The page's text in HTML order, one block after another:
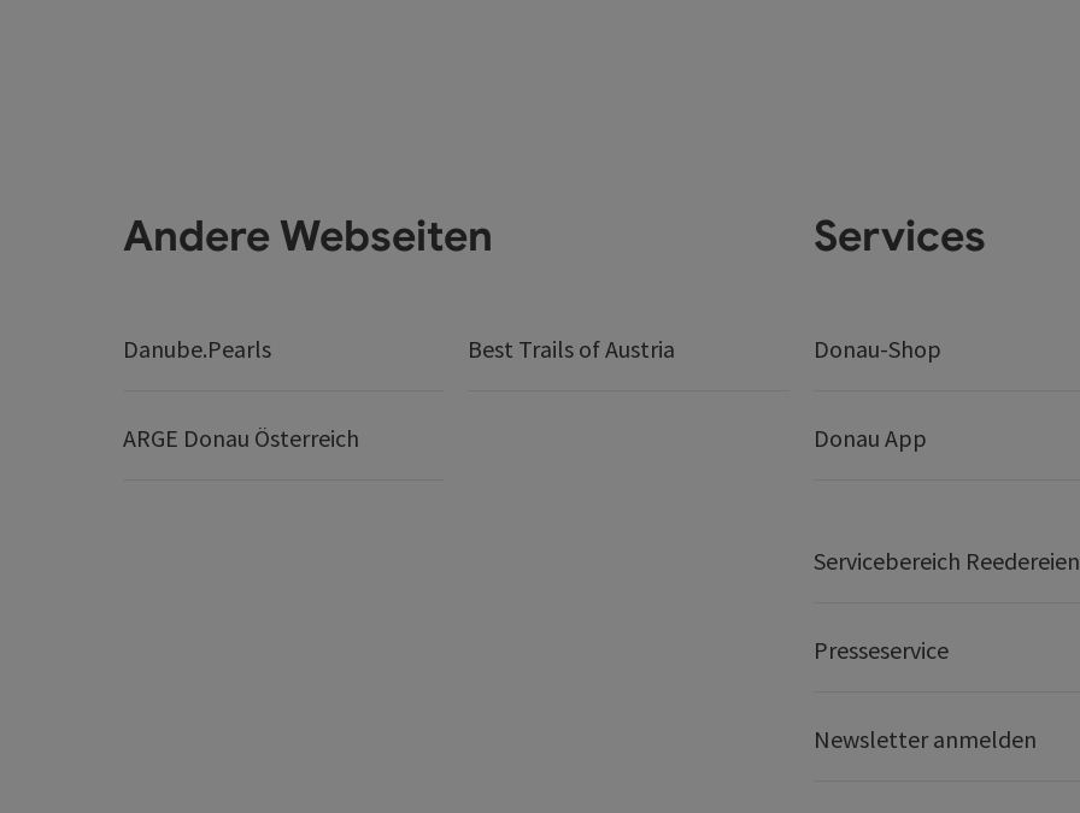
Andere Webseiten
Danube.Pearls Best Trails of Austria
ARGE Donau Österreich
Services
Donau-Shop
Donau App
Servicebereich Reedereien
Presseservice
Newsletter anmelden